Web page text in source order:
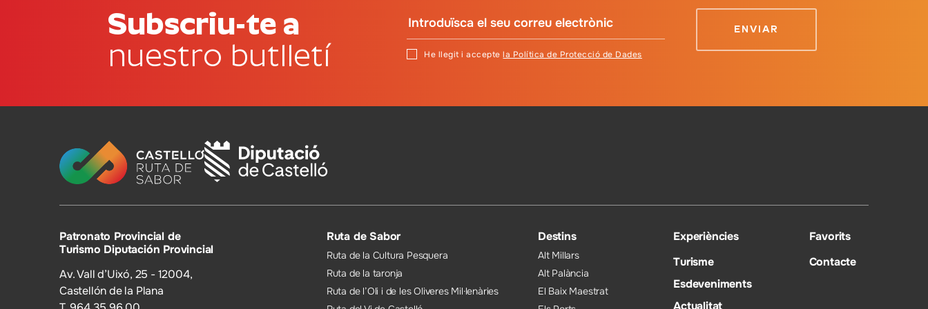
Subscriu-te a
nuestro butlletí
He llegit i acceptela Política de Protecció de Dades
Patronato Provincial de
Turismo Diputación Provincial
Av. Vall d’Uixó, 25 - 12004,
Castellón de la Plana
Ruta de Sabor
Ruta de la Cultura Pesquera
Ruta de la taronja
Ruta de l’Oli i de les Oliveres Mil·lenàries
Destins
Alt Millars
Alt Palància
El Baix Maestrat
Experiències
Turisme
Esdeveniments
Actualitat
Favorits
Contacte